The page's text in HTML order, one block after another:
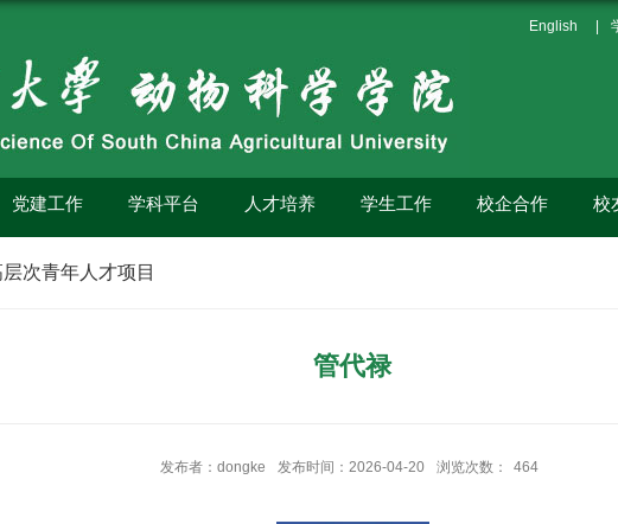
English
党建工作 学科平台 人才培养 学生工作 校企合作 校
次青年人才项目
管代禄
发布者：dongke 发布时间：2026-04-20 浏览次数： 464